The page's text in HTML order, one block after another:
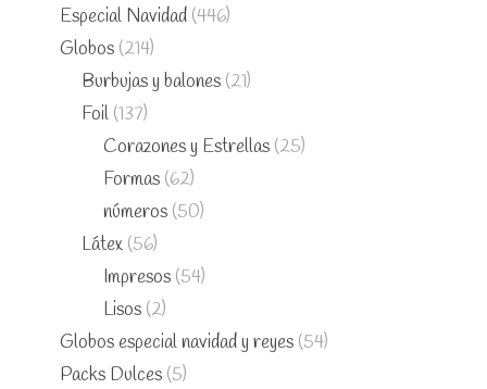
Especial Navidad (446)
Globos (214)
Burbujas y balones (21)
Foil (137)
Corazones y Estrellas (25)
Formas (62)
números (50)
Látex (56)
Impresos (54)
Lisos (2)
Globos especial navidad y reyes (54)
Packs Dulces (5)